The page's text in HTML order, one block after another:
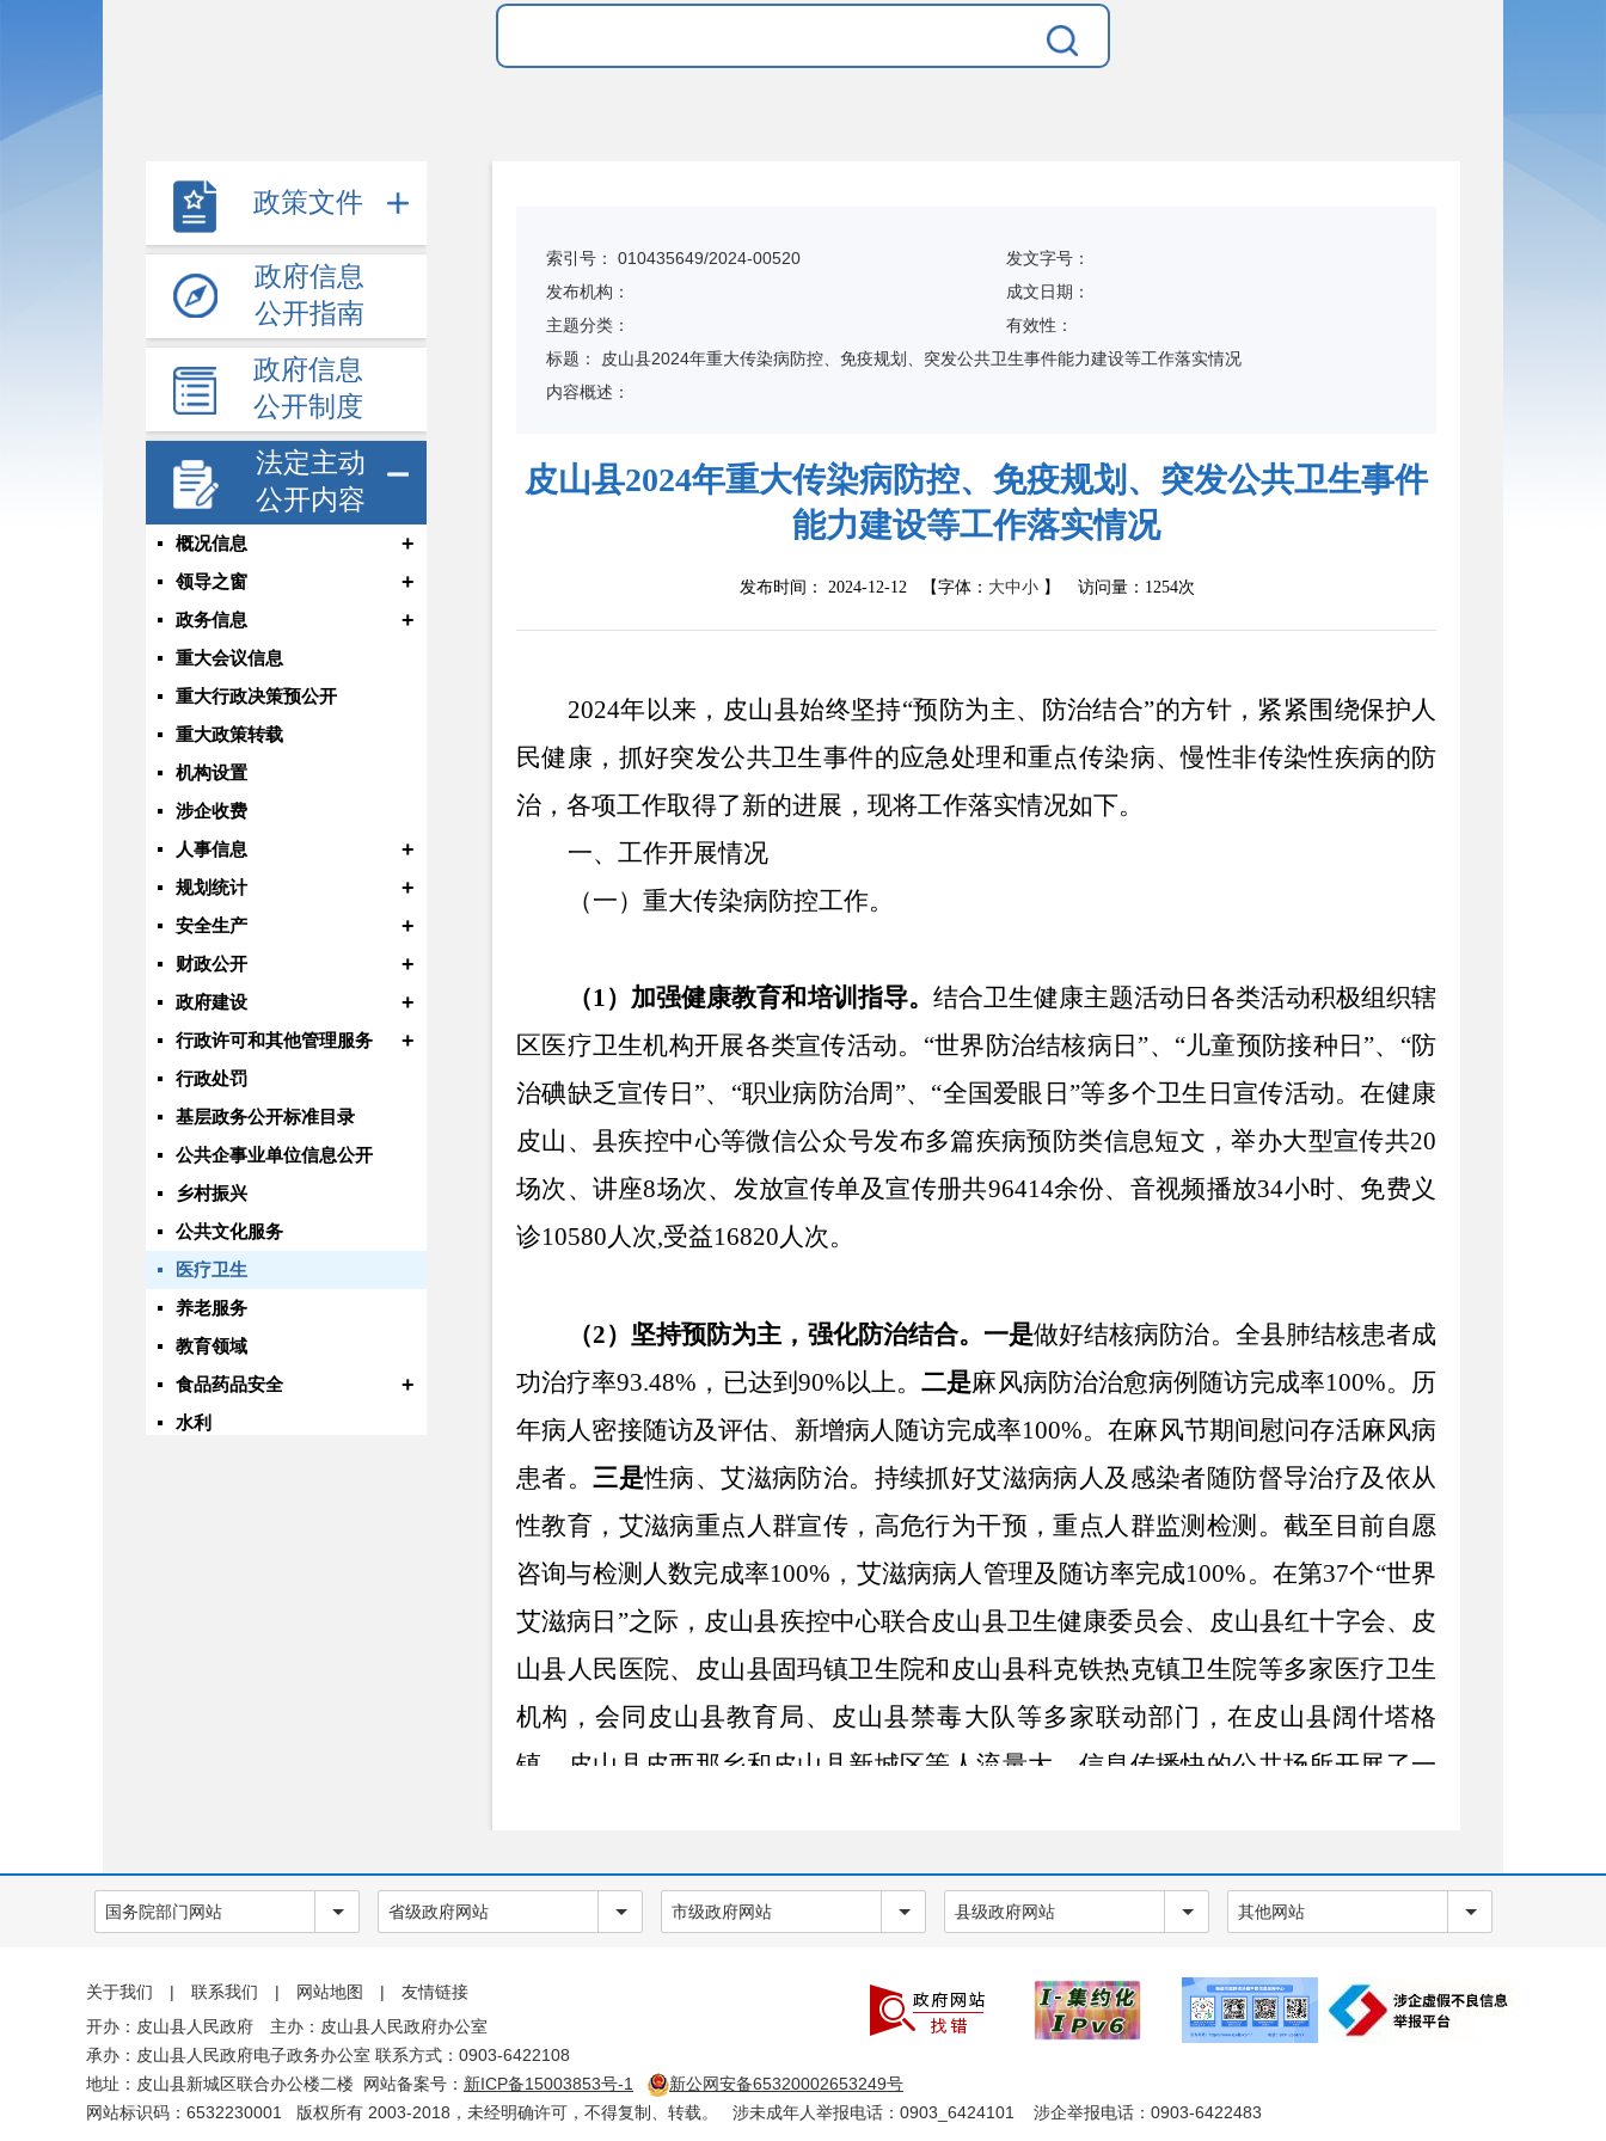
政策文件
政府信息
公开指南
政府信息
公开制度
法定主动
公开内容
概况信息 +
领导之窗 +
政务信息 +
重大会议信息
重大行政决策预公开
重大政策转载
机构设置
涉企收费
人事信息
+
规划统计 +
安全生产 +
财政公开 +
政府建设 +
行政许可和其他管理服务 +
行政处罚
基层政务公开标准目录
公共企事业单位信息公开
乡村振兴
公共文化服务
医疗卫生
养老服务
教育领域
食品药品安全
+
水利
网站工作
报表
依申请公
开
索引号： 010435649/2024-00520
发文字号：
发布机构：
成文日期：
主题分类：
有效性：
标题：
皮山县2024年重大传染病防控、免疫规划、突发公共卫生事件能力建设等工作落实情况
内容概述：
皮山县2024年重大传染病防控、免疫规划、突发公共卫生事件
能力建设等工作落实情况
发布时间： 2024-12-12 【字体： 大中小 】 访问量： 1254次
2024年以来， 皮山县始终坚持“预防为主、防治结合”的方针，紧紧围绕保护人
民健康，抓好突发公共卫生事件的应急处理和重点传染病、慢性非传染性疾病的防
治 ， 各项工作取得了新的进展，现将工作落实情况如下。
一、 工作开展情况
（一）重大传染病防控工作。
（1）加强健康教育和培训指导。 结合卫生健康主题活动日各类活动积极组织辖
区医疗卫生机构开展各类宣传活动。 “世界防治结核病日”、“儿童预防接种日”、“防
治碘缺乏宣传日”、“职业病防治周”、“全国爱眼日”等多个卫生日宣传活动。在健康
皮山、县疾控中心等微信公众号发布多篇疾病预防类信息短文，举办大型宣传共20
场次、讲座8场次、发放宣传单及宣传册共96414余份、音视频播放34小时、免费义
诊10580人次,受益16820人次。
（2）坚持预防为主，强化防治结合。一是做好结核病防治。 全县肺结核患者成
功治疗率93.48% ，已达到 90%以上。二是麻风病防治治愈病例随访完成率100%。 历
年病人密接随访及评估、 新增病人随访完成率100%。在麻风节期间慰问存活麻风病
患者。三是性病、艾滋病防治。 持续抓好艾滋病病人及感染者随防督导治疗及依从
性教育，艾滋病重点人群宣传，高危行为干预，重点人群监测检测。截至目前自愿
咨询与检测人数完成率100%，艾滋病病人管理及随访率完成100%。 在第37个“世界
艾滋病日”之际，皮山县疾控中心联合皮山县卫生健康委员会、皮山县红十字会、皮
山县人民医院、皮山县固玛镇卫生院和皮山县科克铁热克镇卫生院等多家医疗卫生
机构，会同皮山县教育局、皮山县禁毒大队等多家联动部门，在皮山县阔什塔格
镇、皮山县皮西那乡和皮山县新城区等人流量大、信息传播快的公共场所开展了一
和能力，共同营造一个健康的校园生活，期间发放宣传画、宣传折页、宣传袋
测与防治能力，了解头癣疾病本地流行特点及防治措施，自
11月18日至22日，由中
国疾病预防控制中心传染病预防控制所龚杰主任带领自治区疾控、新疆医科大附属
医院皮肤科和地区疾控皮肤科等专家组，莅临皮山县开展《儿童头癣流行病学和病
国务院部门网站 省级政府网站 市级政府网站 县级政府网站 其他网站
关于我们 | 联系我们 | 网站地图 |
友情链接
开办：皮山县人民政府 主办：皮山县人民政府办公室
承办：皮山县人民政府电子政务办公室 联系方式：0903-6422108
地址：皮山县新城区联合办公楼二楼 网站备案号： 新ICP备15003853号-1
新公网安备65320002653249号
网站标识码：6532230001
版权所有 2003-2018，未经明确许可，不得复制、转载。 涉未成年人举报电话：0903_6424101 涉企举报电话：0903-6422483